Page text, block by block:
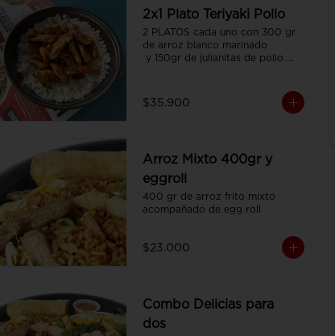
2x1 Plato Teriyaki Pollo
2 PLATOS cada uno con 300 gr
de arroz blanco marinado
y 150gr de julianitas de pollo
$35.900
Arroz Mixto 400gr y
eggroll
400 gr de arroz frito mixto
acompañado de egg roll
$23.000
Combo Delicias para
dos